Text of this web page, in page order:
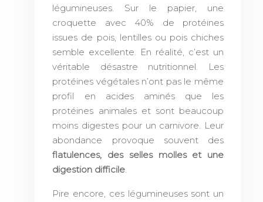
légumineuses. Sur le papier, une
croquette avec 40% de protéines
issues de pois, lentilles ou pois chiches
semble excellente. En réalité, c’est un
véritable désastre nutritionnel. Les
protéines végétales n’ont pas le même
profil en acides aminés que les
protéines animales et sont beaucoup
moins digestes pour un carnivore. Leur
abondance provoque souvent des
flatulences, des selles molles et une
digestion difficile.
Pire encore, ces légumineuses sont un